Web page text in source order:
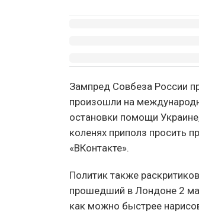
Зампред Совбеза России
произошли на
остановки помощи
коленях приполз просить
«ВКонтакте».
Политик также
прошедший в Лондоне 2
как можно быстрее